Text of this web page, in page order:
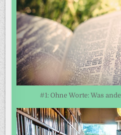
#1: Ohne Worte: Was